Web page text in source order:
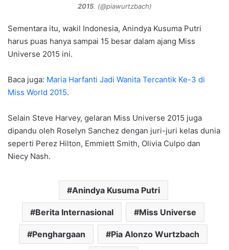
2015. (@piawurtzbach)
Sementara itu, wakil Indonesia, Anindya Kusuma Putri
harus puas hanya sampai 15 besar dalam ajang Miss
Universe 2015 ini.
Baca juga: Maria Harfanti Jadi Wanita Tercantik Ke-3 di
Miss World 2015.
Selain Steve Harvey, gelaran Miss Universe 2015 juga
dipandu oleh Roselyn Sanchez dengan juri-juri kelas dunia
seperti Perez Hilton, Emmiett Smith, Olivia Culpo dan
Niecy Nash.
Anindya Kusuma Putri
Berita Internasional Miss Universe
Penghargaan Pia Alonzo Wurtzbach